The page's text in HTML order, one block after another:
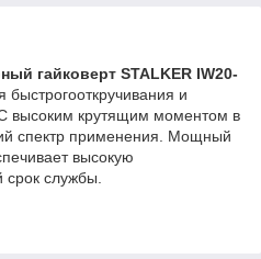
гайковерт STALKER IW20-
быстрогооткручивания и
С высоким крутящим моментом в
спектр применения. Мощный
высокую
срок службы.